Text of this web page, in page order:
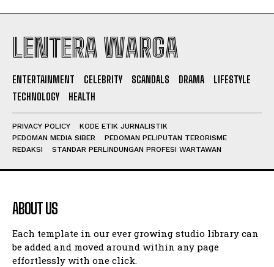
I WANT IN
I've read and accept thePrivacy Policy.
LENTERA WARGA
ENTERTAINMENT CELEBRITY SCANDALS DRAMA
LIFESTYLE
TECHNOLOGY
HEALTH
PRIVACY POLICY
KODE ETIK JURNALISTIK
PEDOMAN MEDIA SIBER
PEDOMAN PELIPUTAN TERORISME
REDAKSI
STANDAR PERLINDUNGAN PROFESI WARTAWAN
ABOUT US
Each template in our ever growing studio library can
be added and moved around within any page
effortlessly with one click.